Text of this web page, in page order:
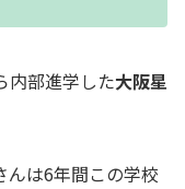
内部進学した大阪星
んは6年間この学校